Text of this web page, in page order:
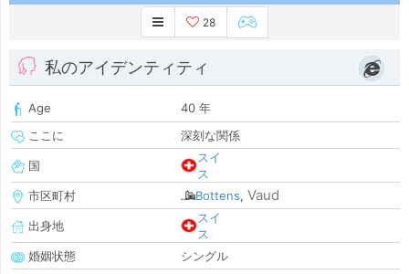
28
私のアイデンティティ
Age
40 年
ここに
深刻な関係
国
スイ
ス
市区町村
Bottens, Vaud
出身地
スイ
ス
婚姻状態
シングル